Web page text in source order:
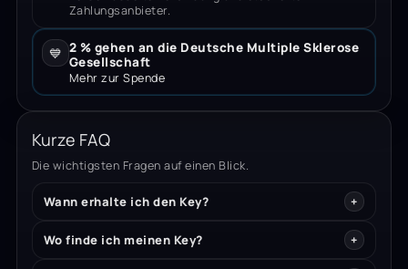
Zahlungsanbieter.
💙 2 % gehen an die Deutsche Multiple Sklerose
Gesellschaft
Mehr zur Spende
Kurze FAQ
Die wichtigsten Fragen auf einen Blick.
Wann erhalte ich den Key?
Wo finde ich meinen Key?